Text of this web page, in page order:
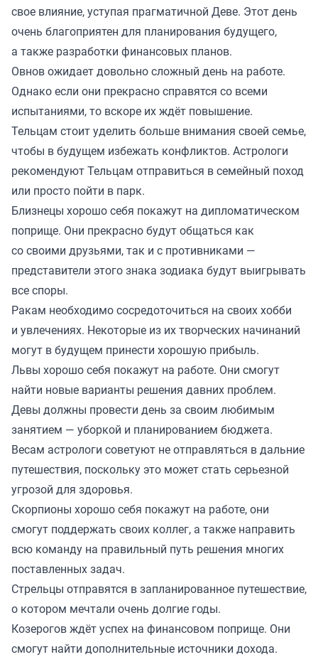
свое влияние, уступая прагматичной Деве. Этот день
очень благоприятен для планирования будущего,
а также разработки финансовых планов.
Овнов ожидает довольно сложный день на работе.
Однако если они прекрасно справятся со всеми
испытаниями, то вскоре их ждёт повышение.
Тельцам стоит уделить больше внимания своей семье,
чтобы в будущем избежать конфликтов. Астрологи
рекомендуют Тельцам отправиться в семейный поход
или просто пойти в парк.
Близнецы хорошо себя покажут на дипломатическом
поприще. Они прекрасно будут общаться как
со своими друзьями, так и с противниками —
представители этого знака зодиака будут выигрывать
все споры.
Ракам необходимо сосредоточиться на своих хобби
и увлечениях. Некоторые из их творческих начинаний
могут в будущем принести хорошую прибыль.
Львы хорошо себя покажут на работе. Они смогут
найти новые варианты решения давних проблем.
Девы должны провести день за своим любимым
занятием — уборкой и планированием бюджета.
Весам астрологи советуют не отправляться в дальние
путешествия, поскольку это может стать серьезной
угрозой для здоровья.
Скорпионы хорошо себя покажут на работе, они
смогут поддержать своих коллег, а также направить
всю команду на правильный путь решения многих
поставленных задач.
Стрельцы отправятся в запланированное путешествие,
о котором мечтали очень долгие годы.
Козерогов ждёт успех на финансовом поприще. Они
смогут найти дополнительные источники дохода.